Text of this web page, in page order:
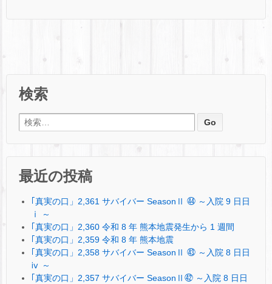
検索
検索:
最近の投稿
｢真実の口」2,361 サバイバー SeasonⅡ ㊹ ～入院 9 日日
ⅰ ～
｢真実の口」2,360 令和 8 年 熊本地震発生から 1 週間
｢真実の口」2,359 令和 8 年 熊本地震
｢真実の口」2,358 サバイバー SeasonⅡ ㊸ ～入院 8 日日
ⅳ ～
｢真実の口」2,357 サバイバー SeasonⅡ㊷ ～入院 8 日日